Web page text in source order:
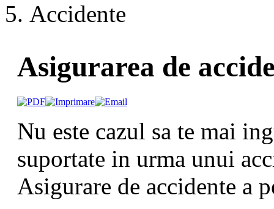
Accidente
Asigurarea de
Nu este cazul sa te mai
suportate in urma unui
Asigurare de accidente a